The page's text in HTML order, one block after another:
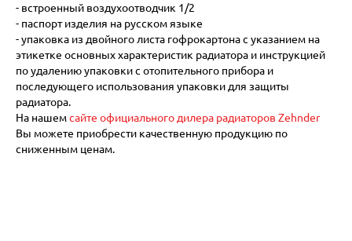
- встроенный воздухоотводчик 1/2
- паспорт изделия на русском языке
- упаковка из двойного листа гофрокартона с указанием на
этикетке основных характеристик радиатора и инструкцией
по удалению упаковки с отопительного прибора и
последующего использования упаковки для защиты
радиатора.
На нашемсайте официального дилера радиаторов Zehnder
Вы можете приобрести качественную продукцию по
сниженным ценам.